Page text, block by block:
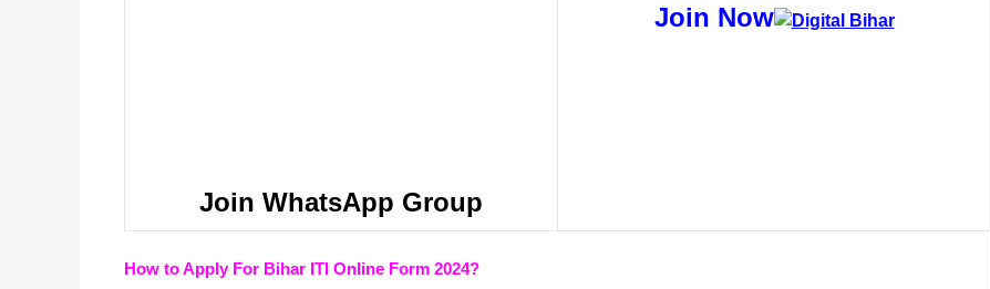
Join WhatsApp Group
Join Now
How to Apply For Bihar ITI Online Form 2024?